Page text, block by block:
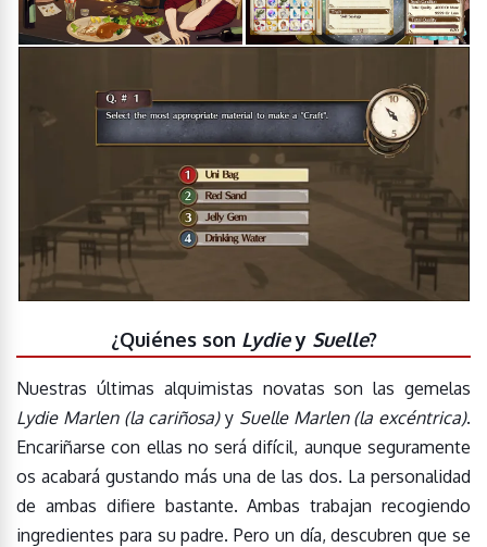
¿Quiénes son Lydiey Suelle?
Nuestras últimas alquimistas novatas son las gemelas
Lydie Marlen (la cariñosa)y Suelle Marlen (la excéntrica).
Encariñarse con ellas no será difícil, aunque seguramente
os acabará gustando más una de las dos. La personalidad
de ambas difiere bastante. Ambas trabajan recogiendo
ingredientes para su padre. Pero un día, descubren que se